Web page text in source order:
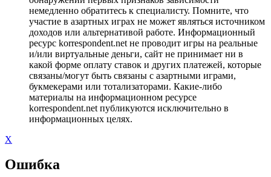
немедленно обратитесь к специалисту. Помните, что
участие в азартных играх не может являться источником
доходов или альтернативой работе. Информационный
ресурс korrespondent.net не проводит игры на реальные
и/или виртуальные деньги, сайт не принимает ни в
какой форме оплату ставок и других платежей, которые
связаны/могут быть связаны с азартными играми,
букмекерами или тотализаторами. Какие-либо
материалы на информационном ресурсе
korrespondent.net публикуются исключительно в
информационных целях.
X
Ошибка